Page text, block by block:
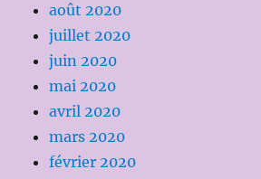
août 2020
juillet 2020
juin 2020
mai 2020
avril 2020
mars 2020
février 2020